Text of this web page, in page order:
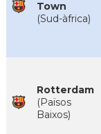
Town
(Sud-àfrica)
Rotterdam
(Països
Baixos)